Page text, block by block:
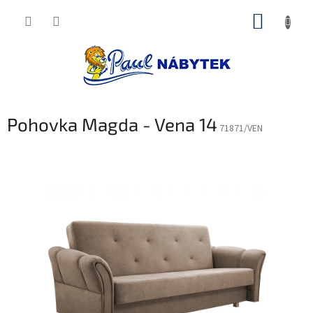
Pohovka Magda - Vena 14 71871/VEN